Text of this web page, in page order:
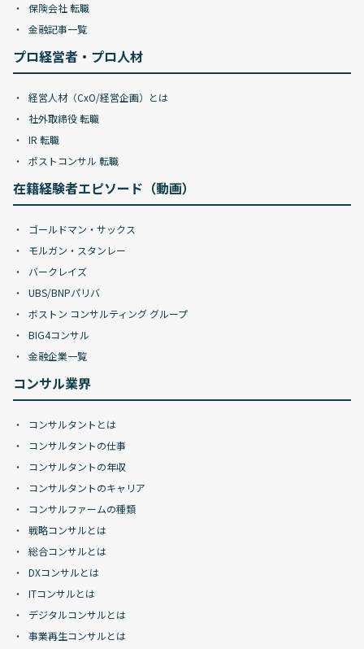
保険会社 転職
金融記事一覧
プロ経営者・プロ人材
経営人材（CxO/経営企画）とは
社外取締役 転職
IR 転職
ポストコンサル 転職
在籍経験者エピソード（動画）
ゴールドマン・サックス
モルガン・スタンレー
バークレイズ
UBS/BNPパリバ
ボストン コンサルティング グループ
BIG4コンサル
金融企業一覧
コンサル業界
コンサルタントとは
コンサルタントの仕事
コンサルタントの年収
コンサルタントのキャリア
コンサルファームの種類
戦略コンサルとは
総合コンサルとは
DXコンサルとは
ITコンサルとは
デジタルコンサルとは
事業再生コンサルとは